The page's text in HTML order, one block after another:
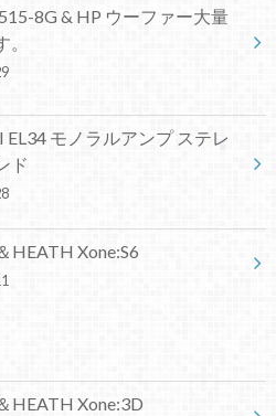
8G & HP ウーファー大量
EL34 モノラルアンプ ステレ
ド
HEATH Xone:S6
HEATH Xone:3D